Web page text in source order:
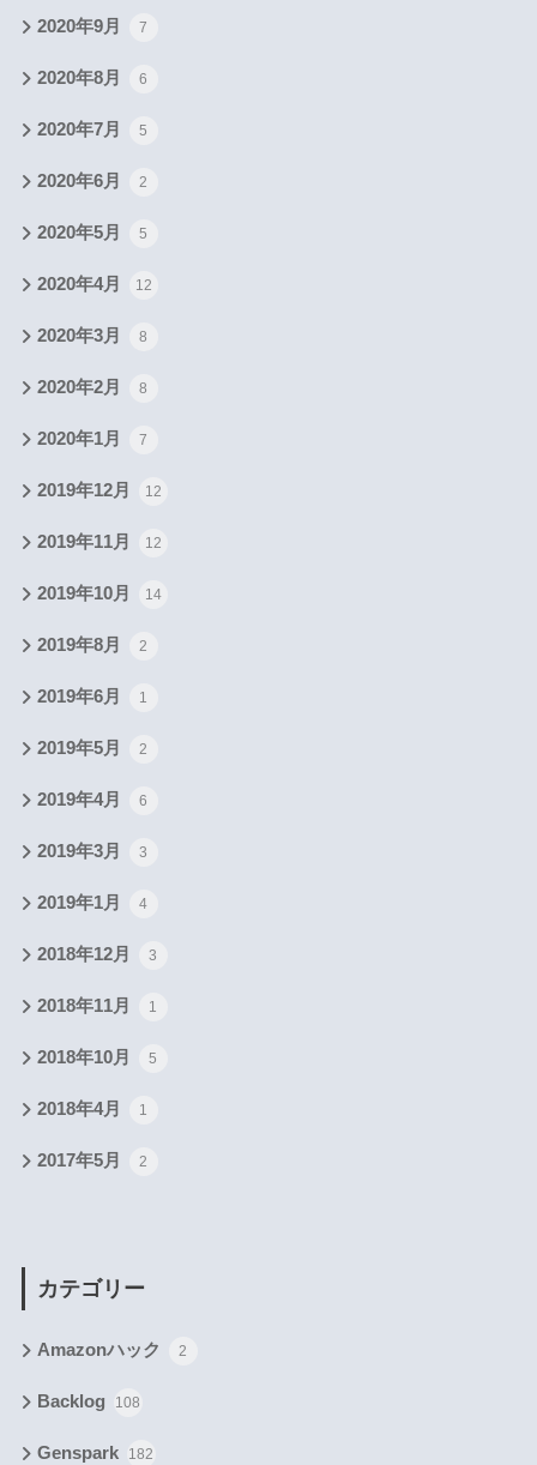
2020年9月 7
2020年8月 6
2020年7月 5
2020年6月 2
2020年5月 5
2020年4月 12
2020年3月 8
2020年2月 8
2020年1月 7
2019年12月 12
2019年11月 12
2019年10月 14
2019年8月 2
2019年6月 1
2019年5月 2
2019年4月 6
2019年3月 3
2019年1月 4
2018年12月 3
2018年11月 1
2018年10月 5
2018年4月 1
2017年5月 2
カテゴリー
Amazonハック 2
Backlog 108
Genspark 182